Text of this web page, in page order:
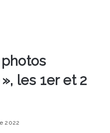
les 1er et 2
2022